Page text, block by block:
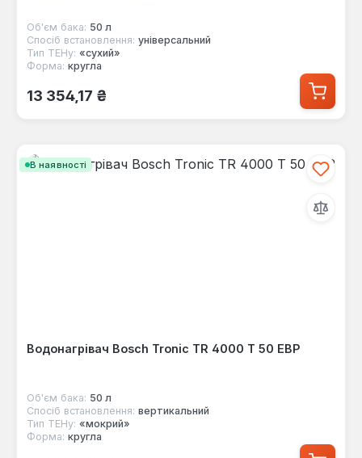
Об'єм бака: 50 л
Спосіб встановлення: універсальний
Тип ТЕНу: «сухий»
Форма: кругла
Звичайна ціна:
13 354,17 ₴
В наявності
Водонагрівач Bosch Tronic TR 4000 T 50 EBP
Об'єм бака: 50 л
Спосіб встановлення: вертикальний
Тип ТЕНу: «мокрий»
Форма: кругла